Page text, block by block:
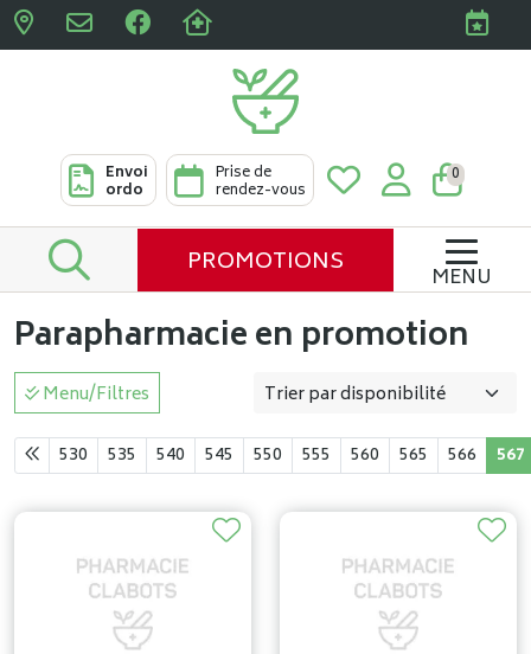
Pharmacies Clabots &
Envoi
ordo
Prise de
rendez-vous
0
PROMOTIONS MENU
Parapharmacie en promotion
Menu/Filtres
530 535 540 545 550 555 560 565 566 567